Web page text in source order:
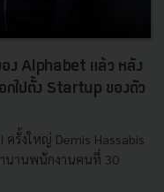
ง Alphabet แล้ว หลัง
กไปตั้ง Startup ของตัว
รั้งใหญ่ Demis Hassabis
ำนานพนักงานคนที่ 30